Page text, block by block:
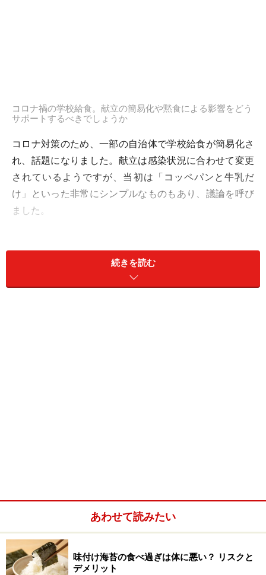
コロナ禍の学校給食。献立の簡易化や黙食による影響をどう
サポートするべきでしょうか
コロナ対策のため、一部の自治体で学校給食が簡易化さ
れ、話題になりました。献立は感染状況に合わせて変更
されているようですが、当初は「コッペパンと牛乳だ
け」といった非常にシンプルなものもあり、議論を呼び
ました。
栄養素が偏っていてかわいそうだ
よい
コロナ禍において、会食・共食は危険を伴うとされてい
ます。学校によっては、生徒全員分の配膳を教員が1人
で担当していることもあると聞きます。私の本務校であ
る短大でも、学生さんが学校で昼食を食べなくて済むよ
続きを読む
あわせて読みたい
味付け海苔の食べ過ぎは体に悪い？ リスクと
デメリット